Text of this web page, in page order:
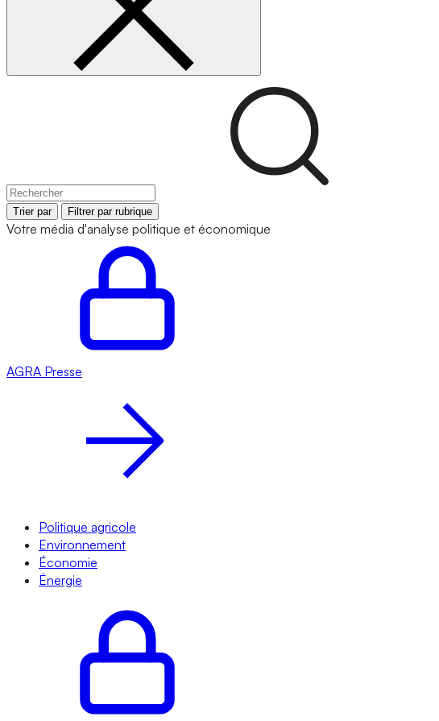
Trier par Filtrer par rubrique
Votre média d'analyse politique et économique
AGRA Presse
Politique agricole
Environnement
Économie
Énergie